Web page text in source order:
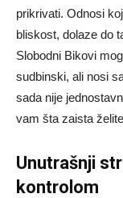
prikrivati. Odnosi
bliskost, dolaze do
Slobodni Bikovi
sudbinski, ali nosi
sada nije
vam šta zaista
Unutrašnji
kontrolom